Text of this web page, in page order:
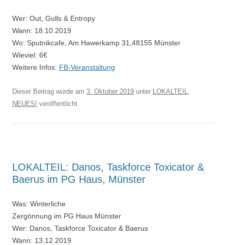
Wer: Out, Gulls & Entropy
Wann: 18.10.2019
Wo: Sputnikcafe, Am Hawerkamp 31,48155 Münster
Wieviel: 6€
Weitere Infos: FB-Veranstaltung
Dieser Beitrag wurde am 3. Oktober 2019 unter LOKALTEIL,
NEUES! veröffentlicht.
LOKALTEIL: Danos, Taskforce Toxicator &
Baerus im PG Haus, Münster
Was: Winterliche
Zergönnung im PG Haus Münster
Wer: Danos, Taskforce Toxicator & Baerus
Wann: 13.12.2019